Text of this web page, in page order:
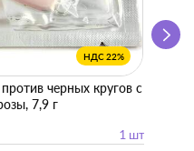
НДС 22%
черных кругов с
7,9 г
1 шт